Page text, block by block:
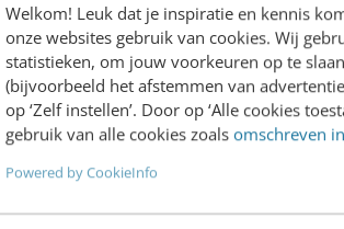
Welkom! Leuk dat je inspiratie en kennis
onze websites gebruik van cookies. Wij
statistieken, om jouw voorkeuren op te
(bijvoorbeeld het afstemmen van
op ‘Zelf instellen’. Door op ‘Alle cookies
gebruik van alle cookies zoals omschreven
Powered by CookieInfo